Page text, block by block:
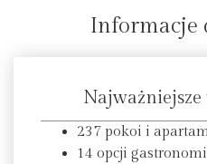
Informacje
237 pokoi i
14 opcji